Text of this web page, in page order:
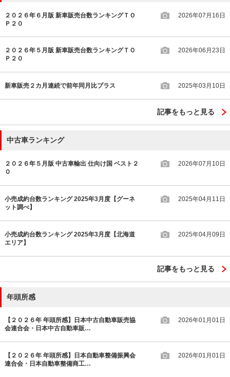
２０２６年６月版 新車販売台数ランキングＴＯ
Ｐ２０
2026年07月16日
２０２６年５月版 新車販売台数ランキングＴＯ
Ｐ２０
2026年06月23日
新車販売２カ月連続で前年同月比プラス 2025年03月10日
記事をもっと見る
中古車ランキング
２０２６年５月版 中古車輸出 仕向け国 ベスト２
０
2026年07月10日
小売成約台数ランキング 2025年3月度【グーネ
ット調べ】
2025年04月11日
小売成約台数ランキング 2025年3月度【北海道
エリア】
2025年04月09日
記事をもっと見る
年頭所感
【２０２６年 年頭所感】日本中古自動車販売協
会連合会・日本中古自動車販…
2026年01月01日
【２０２６年 年頭所感】日本自動車整備振興会
連合会・日本自動車整備商工…
2026年01月01日